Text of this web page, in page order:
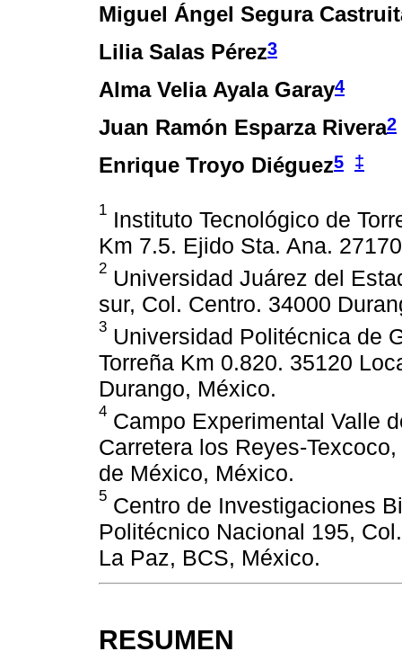
Miguel Ángel Segura
Lilia Salas Pérez3
Alma Velia Ayala Garay4
Juan Ramón Esparza Rivera2
Enrique Troyo Diéguez5 ‡
1 Instituto Tecnológico de
Km 7.5. Ejido Sta. Ana.
2 Universidad Juárez del
sur, Col. Centro. 34000
3 Universidad Politécnica de
Torreña Km 0.820. 35120
Durango, México.
4 Campo Experimental Valle
Carretera los Reyes-
de México, México.
5 Centro de Investigaciones
Politécnico Nacional 195,
La Paz, BCS, México.
RESUMEN